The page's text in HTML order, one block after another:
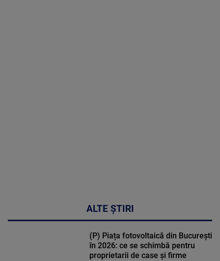
ALTE ȘTIRI
(P) Piața fotovoltaică din București
în 2026: ce se schimbă pentru
proprietarii de case și firme